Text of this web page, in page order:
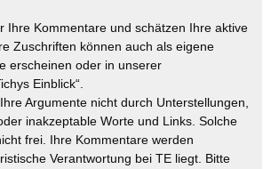
Ihre Kommentare und schätzen Ihre aktive
Zuschriften können auch als eigene
erscheinen oder in unserer
Einblick“.
Argumente nicht durch Unterstellungen,
inakzeptable Worte und Links. Solche
frei. Ihre Kommentare werden
Verantwortung bei TE liegt. Bitte